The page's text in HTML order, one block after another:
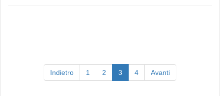
Indietro 1 2 3 (current)
4 Avanti